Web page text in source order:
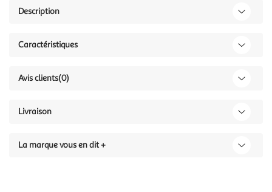
Description
Caractéristiques
Avis clients(0)
Livraison
La marque vous en dit +